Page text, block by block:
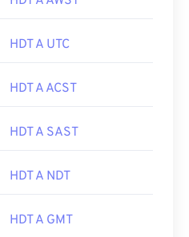
HDT A UTC
HDT A ACST
HDT A SAST
HDT A NDT
HDT A GMT